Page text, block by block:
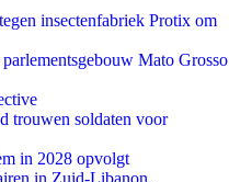
insectenfabriek Protix om
Mato Grosso
trouwen soldaten voor
in 2028 opvolgt
in Zuid-Libanon,